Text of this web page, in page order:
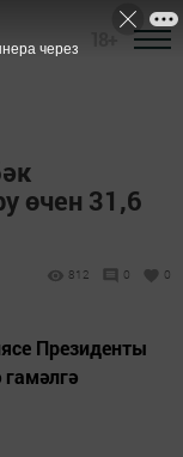
өчен 31,6
812 0 0
Президенты
через